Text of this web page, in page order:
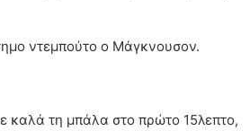
ντεμπούτο ο Μάγκνουσον.
καλά τη μπάλα στο πρώτο 15λεπτο,